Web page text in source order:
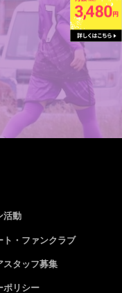
活動
ト・ファンクラブ
スタッフ募集
ポリシー